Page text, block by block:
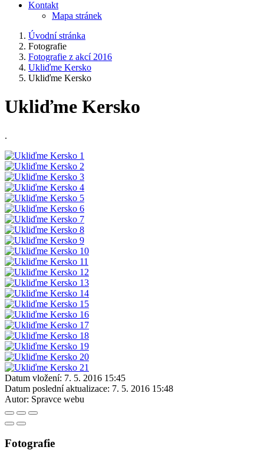
Kontakt
Mapa stránek
Úvodní stránka
Fotografie
Fotografie z akcí 2016
Ukliďme Kersko
Ukliďme Kersko
Ukliďme Kersko
.
Datum vložení: 7. 5. 2016 15:45
Datum poslední aktualizace: 7. 5. 2016 15:48
Autor: Spravce webu
Fotografie